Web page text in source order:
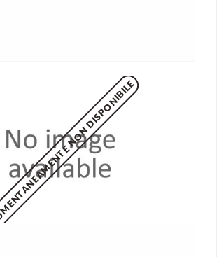
MOMENTANEAMENTE NON DISPONIBILE